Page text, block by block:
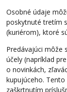
Osobné údaje
poskytnuté tretím
(kuriérom), ktoré
Predávajúci môže
účely (napríklad
o novinkách,
kupujúceho.
zaškrtnutím